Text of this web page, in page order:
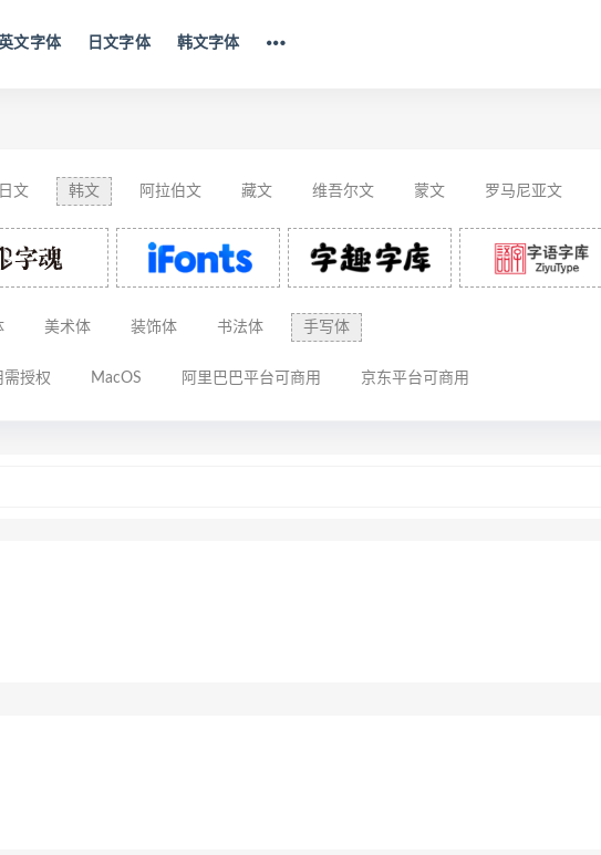
文字体 日文字体 韩文字体
日文 韩文 阿拉伯文 藏文 维吾尔文 蒙文 罗马尼亚文
拉丁文 八思巴文
美术体 装饰体 书法体 手写体
需授权 MacOS 阿里巴巴平台可商用 京东平台可商用